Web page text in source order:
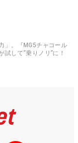
」。『MG5チャコール
試して“乗りノリ”に！